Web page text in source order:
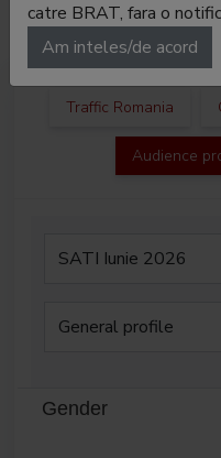
Departament
Dana
Traffic Romania
Audience
Gender
catre BRAT, fara o
Am inteles/de acord